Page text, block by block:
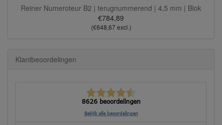
Reiner Numeroteur B2 | terugnummerend | 4,5 mm | Blok
€784,89
(€648,67 excl.)
Klantbeoordelingen
8626 beoordelingen
Bekijk alle beoordelingen